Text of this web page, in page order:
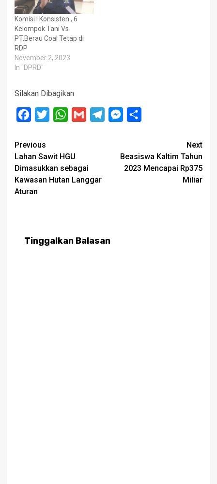
Komisi I Konsisten , 6
Kelompok Tani Vs
PT.Berau Coal Tetap di
RDP
November 2, 2023
In "DPRD"
Silakan Dibagikan
Facebook
Twitter WhatsApp
Gmail TelegramMessenger
Post
navigation
Previous
Lahan Sawit HGU
Dimasukkan sebagai
Kawasan Hutan Langgar
Aturan
Next
Beasiswa Kaltim Tahun
2023 Mencapai Rp375
Miliar
Tinggalkan Balasan